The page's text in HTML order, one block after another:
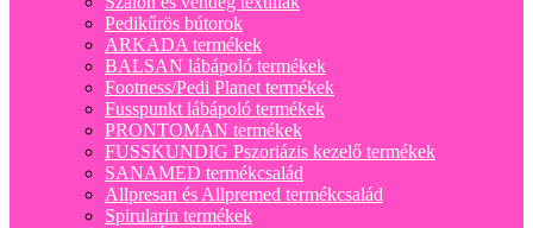
Pedikűrös bútorok
ARKADA termékek
BALSAN lábápoló termékek
Footness/Pedi Planet termékek
Fusspunkt lábápoló termékek
PRONTOMAN termékek
FUSSKUNDIG Pszoriázis kezelő termékek
SANAMED termékcsalád
Allpresan és Allpremed termékcsalád
Spirularin termékek